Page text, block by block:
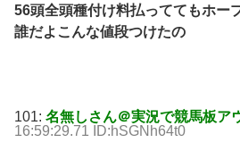
56頭全頭種付け料払っててもホー
誰だよこんな値段つけたの
101: 名無しさん＠実況で競馬板ア
16:59:29.71 ID:hSGNh64t0